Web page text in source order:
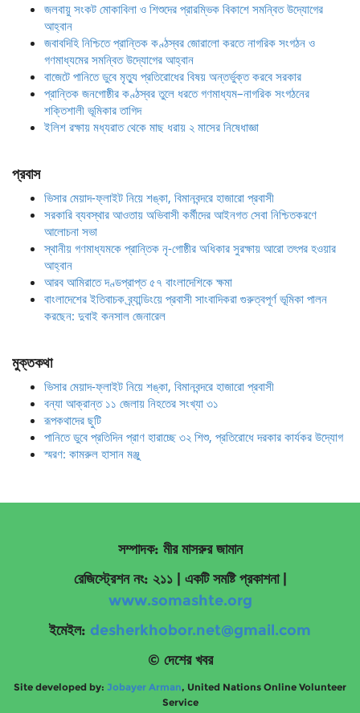
জলবায়ু সংকট মোকাবিলা ও শিশুদের প্রারম্ভিক বিকাশে সমন্বিত উদ্যোগের
আহ্বান
জবাবদিহি নিশ্চিতে প্রান্তিক কণ্ঠস্বর জোরালো করতে নাগরিক সংগঠন ও
গণমাধ্যমের সমন্বিত উদ্যোগের আহ্বান
বাজেটে পানিতে ডুবে মৃত্যু প্রতিরোধের বিষয় অন্তর্ভুক্ত করবে সরকার
প্রান্তিক জনগোষ্ঠীর কণ্ঠস্বর তুলে ধরতে গণমাধ্যম–নাগরিক সংগঠনের
শক্তিশালী ভূমিকার তাগিদ
ইলিশ রক্ষায় মধ্যরাত থেকে মাছ ধরায় ২ মাসের নিষেধাজ্ঞা
প্রবাস
ভিসার মেয়াদ-ফ্লাইট নিয়ে শঙ্কা, বিমানবন্দরে হাজারো প্রবাসী
সরকারি ব্যবস্থার আওতায় অভিবাসী কর্মীদের আইনগত সেবা নিশ্চিতকরণে
আলোচনা সভা
স্থানীয় গণমাধ্যমকে প্রান্তিক নৃ-গোষ্ঠীর অধিকার সুরক্ষায় আরো তৎপর হওয়ার
আহ্বান
আরব আমিরাতে দণ্ডপ্রাপ্ত ৫৭ বাংলাদেশিকে ক্ষমা
বাংলাদেশের ইতিবাচক ব্র্যান্ডিংয়ে প্রবাসী সাংবাদিকরা গুরুত্বপূর্ণ ভূমিকা পালন
করছেন: দুবাই কনসাল জেনারেল
মুক্তকথা
ভিসার মেয়াদ-ফ্লাইট নিয়ে শঙ্কা, বিমানবন্দরে হাজারো প্রবাসী
বন্যা আক্রান্ত ১১ জেলায় নিহতের সংখ্যা ৩১
রূপকথাদের ছুটি
পানিতে ডুবে প্রতিদিন প্রাণ হারাচ্ছে ৩২ শিশু, প্রতিরোধে দরকার কার্যকর উদ্যোগ
স্মরণ: কামরুল হাসান মঞ্জু
সম্পাদক: মীর মাসরুর জামান
রেজিস্ট্রেশন নং: ২১১ | একটি সমষ্টি প্রকাশনা
www.somashte.org
ইমেইল: desherkhobor.net@gmail.com
© দেশের খবর
Site developed by: Jobayer Arman, United Nations Online Volunteer
Service